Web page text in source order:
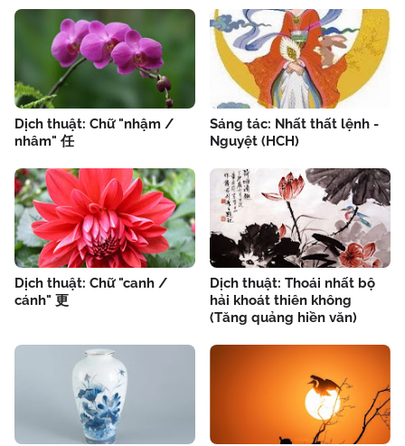
Dịch thuật: Chữ "nhậm /
nhâm" 任
Sáng tác: Nhất thất lệnh -
Nguyệt (HCH)
Dịch thuật: Chữ "canh /
cánh" 更
Dịch thuật: Thoái nhất bộ
hải khoát thiên không
(Tăng quảng hiền văn)